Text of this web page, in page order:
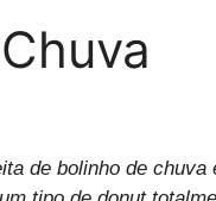
de bolinho de chuva